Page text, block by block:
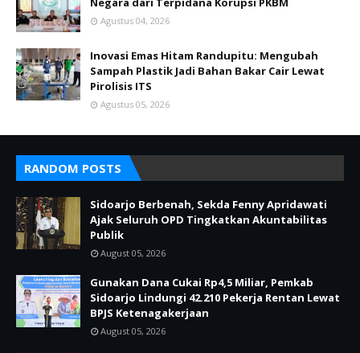
Agustus 04, 2026
Inovasi Emas Hitam Randupitu: Mengubah
Sampah Plastik Jadi Bahan Bakar Cair Lewat
Pirolisis ITS
Agustus 05, 2026
RANDOM POSTS
Sidoarjo Berbenah, Sekda Fenny Apridawati
Ajak Seluruh OPD Tingkatkan Akuntabilitas
Publik
August 05, 2026
Gunakan Dana Cukai Rp4,5 Miliar, Pemkab
Sidoarjo Lindungi 42.210 Pekerja Rentan Lewat
BPJS Ketenagakerjaan
August 05, 2026